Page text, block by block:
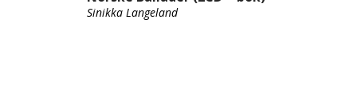
Sinikka Langeland